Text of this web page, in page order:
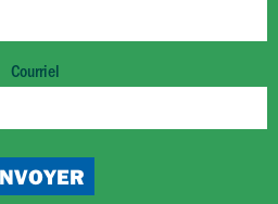
Courriel